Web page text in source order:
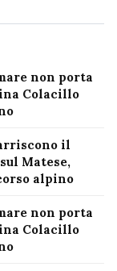
non porta
Colacillo
il
Matese,
alpino
non porta
Colacillo